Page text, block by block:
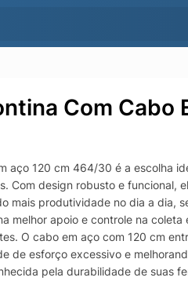
Com
aço 120 cm 464/30 é a escolha
Com design robusto e funcional,
mais produtividade no dia a dia,
melhor apoio e controle na
O cabo em aço com 120 cm
de esforço excessivo e
pela durabilidade de suas